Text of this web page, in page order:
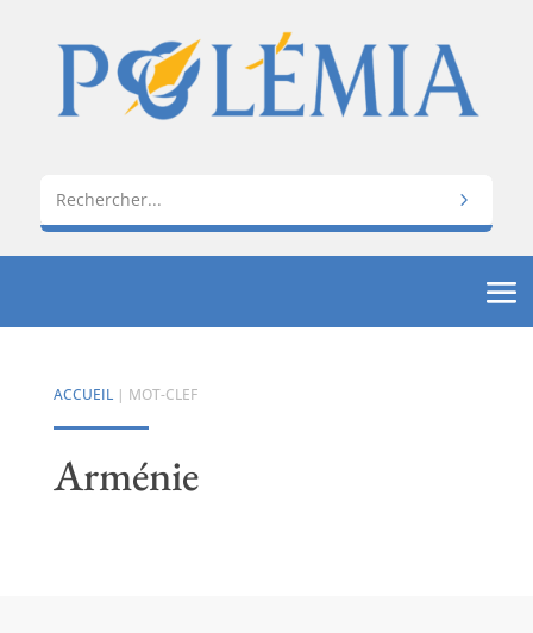
ACCUEIL| MOT-CLEF
Arménie